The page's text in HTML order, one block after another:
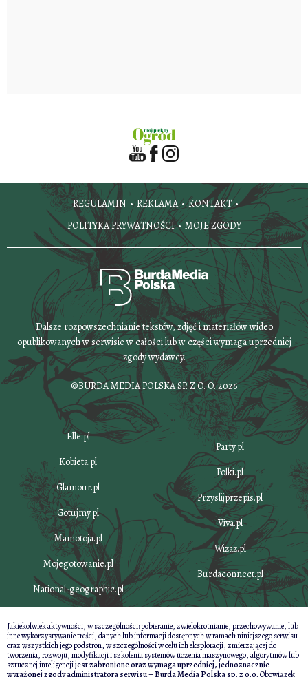
REGULAMIN REKLAMA
KONTAKT
POLITYKA PRYWATNOŚCI
MOJE ZGODY
Dalsze rozpowszechnianie tekstów, zdjęć i materiałów wideo
opublikowanych w serwisie w całości lub w części wymaga uprzedniej
zgody wydawcy.
©BURDA MEDIA POLSKA SP. Z O. O. 2026
Elle.pl
Kobieta.pl
Glamour.pl
Gotujmy.pl
Mamotoja.pl
Mojegotowanie.pl
National-geographic.pl
Party.pl
Polki.pl
Przyslijprzepis.pl
Viva.pl
Wizaz.pl
Burdaconnect.pl
Jakiekolwiek aktywności, w szczególności: pobieranie, zwielokrotnianie, przechowywanie, lub
inne wykorzystywanie treści, danych lub informacji dostępnych w ramach niniejszego serwisu
oraz wszystkich jego podstron, w szczególności w celu ich eksploracji, zmierzającej do
tworzenia, rozwoju, modyfikacji i szkolenia systemów uczenia maszynowego, algorytmów lub
sztucznej inteligencjijest zabronione oraz wymaga uprzedniej, jednoznacznie
wyrażonej zgody administratora serwisu – Burda Media Polska sp. z o.o.Obowiązek